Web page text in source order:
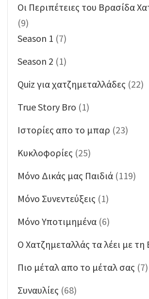
Oι Περιπέτειες του Βρασίδα
(9)
Season 1 (7)
Season 2 (1)
Quiz για χατζημεταλλάδες (22)
True Story Bro (1)
Ιστορίες απο το μπαρ (23)
Κυκλοφορίες (25)
Μόνο Δικάς μας Παιδιά (119)
Μόνο Συνεντεύξεις (1)
Μόνο Υποτιμημένα (6)
Ο Χατζημεταλλάς τα λέει με τη
Πιο μέταλ απο το μέταλ σας (7)
Συναυλίες (68)